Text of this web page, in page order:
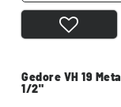
Gedore VH 19
1/2"